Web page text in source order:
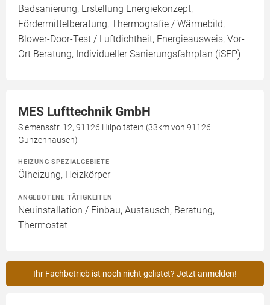
Badsanierung, Erstellung Energiekonzept,
Fördermittelberatung, Thermografie / Wärmebild,
Blower-Door-Test / Luftdichtheit, Energieausweis, Vor-
Ort Beratung, Individueller Sanierungsfahrplan (iSFP)
MES Lufttechnik GmbH
Siemensstr. 12, 91126 Hilpoltstein (33km von 91126
Gunzenhausen)
HEIZUNG SPEZIALGEBIETE
Ölheizung, Heizkörper
ANGEBOTENE TÄTIGKEITEN
Neuinstallation / Einbau, Austausch, Beratung,
Thermostat
Ihr Fachbetrieb ist noch nicht gelistet? Jetzt anmelden!